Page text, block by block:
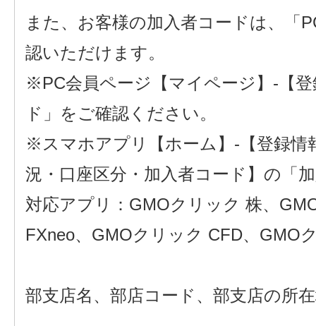
また、お客様の加入者コードは、「
認いただけます。
※PC会員ページ【マイページ】-【
ド」をご確認ください。
※スマホアプリ【ホーム】-【登録情
況・口座区分・加入者コード】の「
対応アプリ：GMOクリック 株、
FXneo、GMOクリック CFD、GMO
部支店名、部店コード、部支店の所